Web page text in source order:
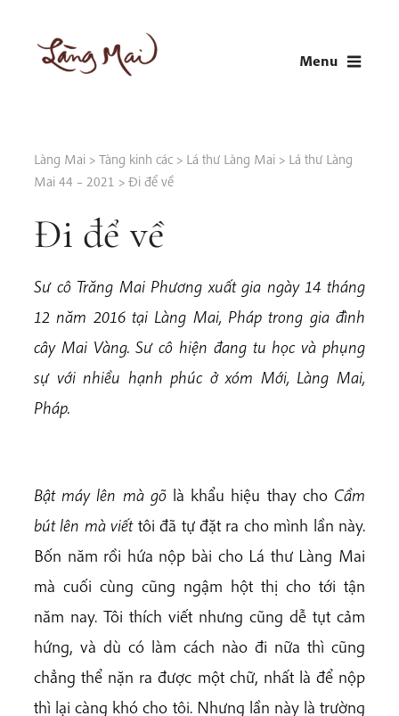
content
Menu
Làng Mai > Tàng kinh các > Lá thư Làng Mai > Lá thư Làng
Mai 44 – 2021 > Đi để về
Đi để về
Sư cô Trăng Mai Phương xuất gia ngày 14 tháng
12 năm 2016 tại Làng Mai, Pháp trong gia đình
cây Mai Vàng. Sư cô hiện đang tu học và phụng
sự với nhiều hạnh phúc ở xóm Mới, Làng Mai,
Pháp.
Bật máy lên mà gõ là khẩu hiệu thay cho Cầm
bút lên mà viết tôi đã tự đặt ra cho mình lần này.
Bốn năm rồi hứa nộp bài cho Lá thư Làng Mai
mà cuối cùng cũng ngậm hột thị cho tới tận
năm nay. Tôi thích viết nhưng cũng dễ tụt cảm
hứng, và dù có làm cách nào đi nữa thì cũng
chẳng thể nặn ra được một chữ, nhất là để nộp
thì lại càng khó cho tôi. Nhưng lần này là trường